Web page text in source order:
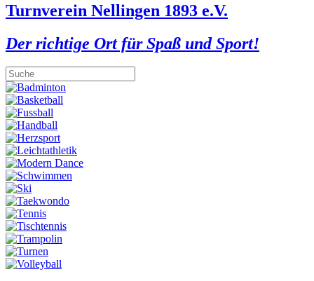
Turnverein Nellingen 1893 e.V.
Der richtige Ort für Spaß und Sport!